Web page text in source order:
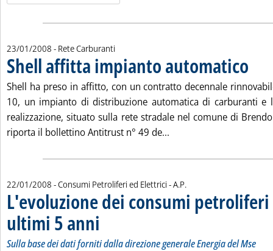
23/01/2008 - Rete Carburanti
Shell affitta impianto automatico
Shell ha preso in affitto, con un contratto decennale
10, un impianto di distribuzione automatica di carburanti e
realizzazione, situato sulla rete stradale nel comune di
riporta il bollettino Antitrust n° 49 de...
22/01/2008 - Consumi Petroliferi ed Elettrici -di:
A.P.
L'evoluzione dei consumi
ultimi 5 anni . Sottotitolo: Sulla base dei dati forniti dalla direzione
. Pubblicata martedì 22 gennaio 2008 alle 15.54.
Sulla base dei dati forniti dalla direzione generale Energia del Mse